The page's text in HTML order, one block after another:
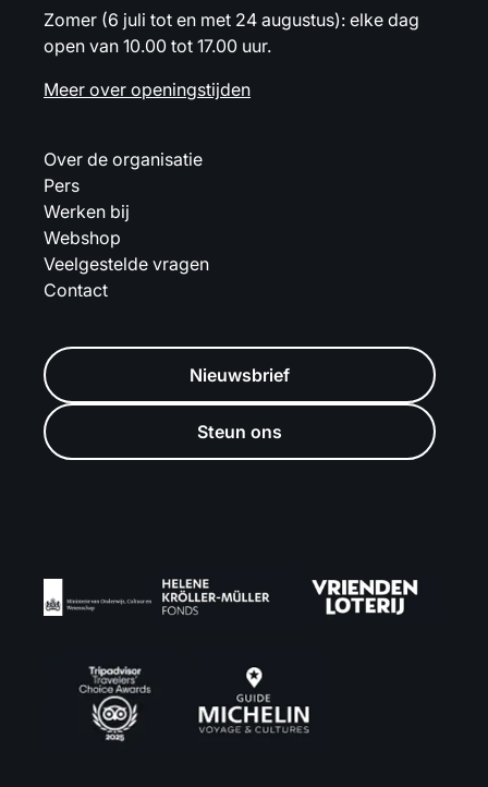
Zomer (6 juli tot en met 24 augustus): elke dag
open van 10.00 tot 17.00 uur.
Meer over openingstijden
Over de organisatie
Pers
Werken bij
Webshop
Veelgestelde vragen
Contact
Nieuwsbrief
Steun ons